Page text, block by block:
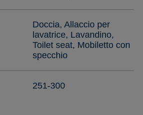
Doccia, Allaccio per
lavatrice, Lavandino,
Toilet seat, Mobiletto con
specchio
251-300